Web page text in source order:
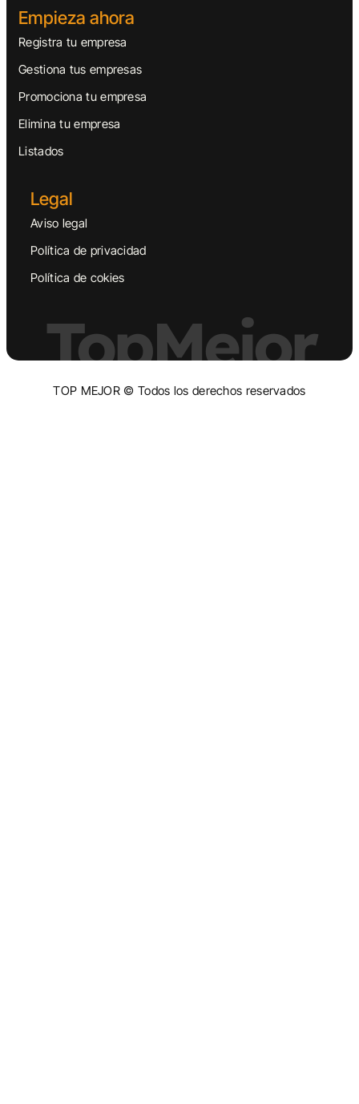
Empieza ahora
Registra tu empresa
Gestiona tus empresas
Promociona tu empresa
Elimina tu empresa
Listados
Legal
Aviso legal
Política de privacidad
Política de cokies
TopMejor
TOP MEJOR © Todos los derechos reservados